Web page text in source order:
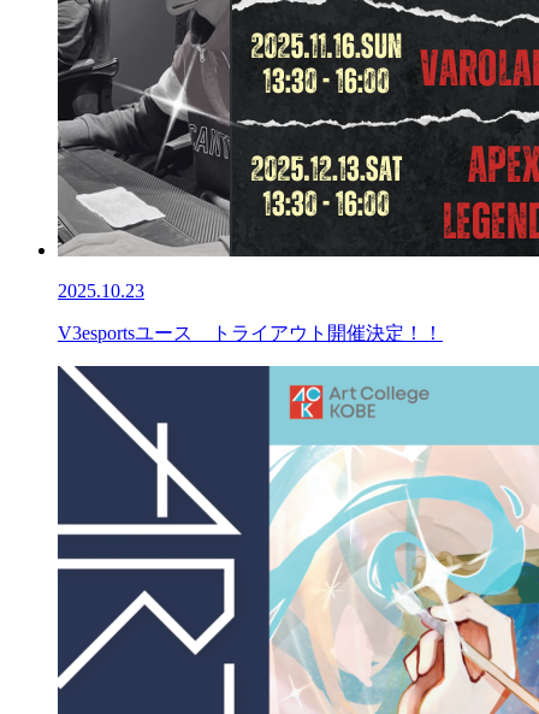
2025.10.23
V3esportsユース トライアウト開催決定！！